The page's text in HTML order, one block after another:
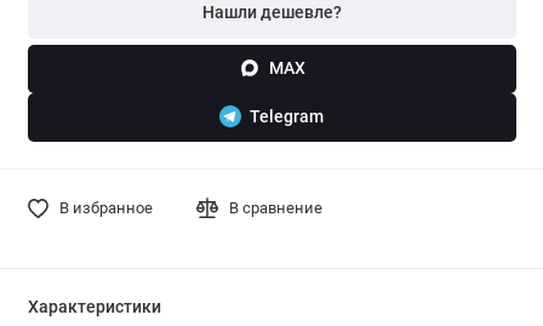
Нашли дешевле?
MAX
Telegram
В избранное В сравнение
Характеристики